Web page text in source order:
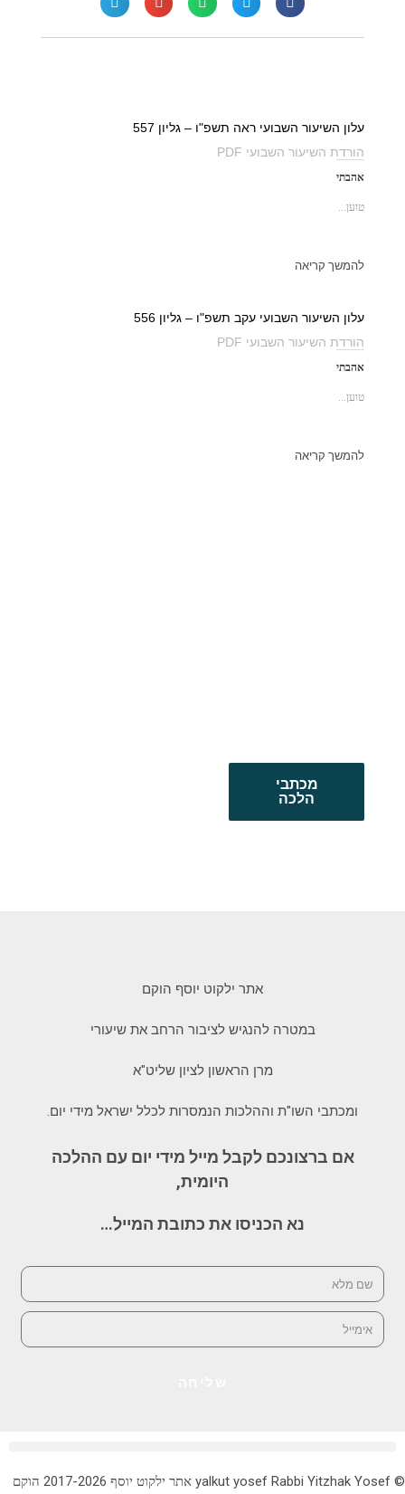
עלון השיעור השבועי ראה תשפ"ו – גליון 557
הורדת השיעור השבועי PDF
אהבתי
טוען...
להמשך קריאה
עלון השיעור השבועי עקב תשפ"ו – גליון 556
הורדת השיעור השבועי PDF
אהבתי
טוען...
להמשך קריאה
מכתבי
הלכה
אתר ילקוט יוסף הוקם
במטרה להנגיש לציבור הרחב את שיעורי
מרן הראשון לציון שליט"א
ומכתבי השו"ת וההלכות הנמסרות לכלל ישראל מידי יום.
אם ברצונכם לקבל מייל מידי יום עם ההלכה
היומית,
נא הכניסו את כתובת המייל…
© yalkut yosef Rabbi Yitzhak Yosef אתר ילקוט יוסף 2017-2026 הוקם